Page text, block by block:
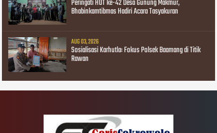
Peringati HUT ke-42 Desa Gunung Makmur,
Bhabinkamtibmas Hadiri Acara Tasyakuran
AUG 03, 2026
Sosialisasi Karhutla: Fokus Polsek Baamang di Titik
Rawan